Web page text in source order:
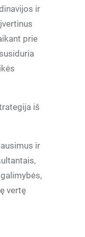
ir
prie
iš
ir
vertę